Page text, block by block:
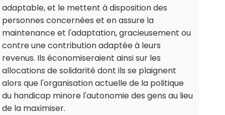
adaptable, et le mettent à disposition des
personnes concernées et en assure la
maintenance et l'adaptation, gracieusement ou
contre une contribution adaptée à leurs
revenus. Ils économiseraient ainsi sur les
allocations de solidarité dont ils se plaignent
alors que l'organisation actuelle de la politique
du handicap minore l'autonomie des gens au lieu
de la maximiser.